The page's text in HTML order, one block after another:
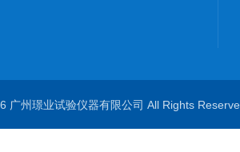
广州璟业试验仪器有限公司 All Rights